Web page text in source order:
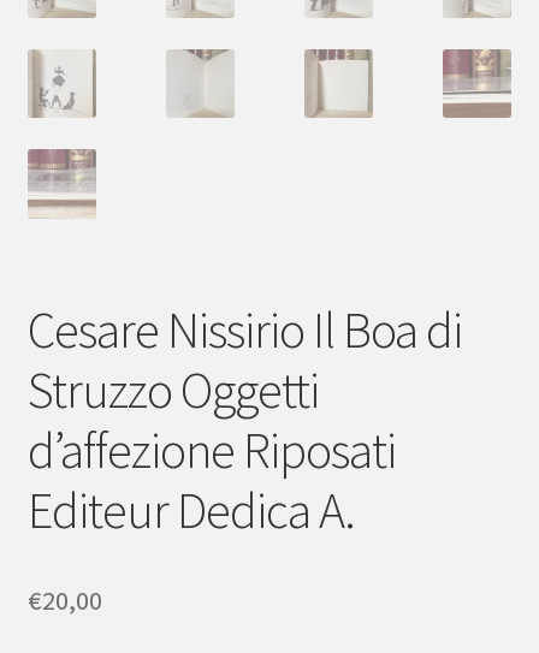
Cesare Nissirio Il Boa di
Struzzo Oggetti
d’affezione Riposati
Editeur Dedica A.
€20,00